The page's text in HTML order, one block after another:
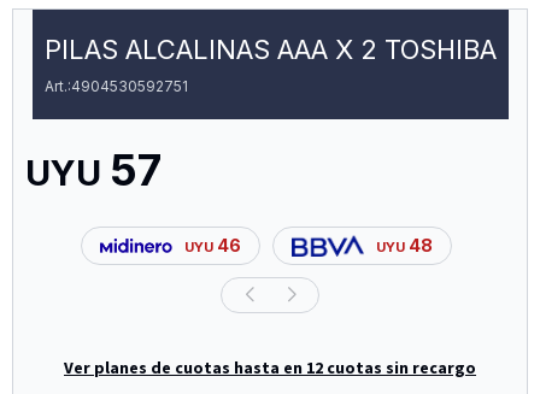
PILAS ALCALINAS AAA X 2 TOSHIBA
4904530592751
UYU 57
UYU 46 UYU 48
Ver planes de cuotas hasta en 12 cuotas sin recargo